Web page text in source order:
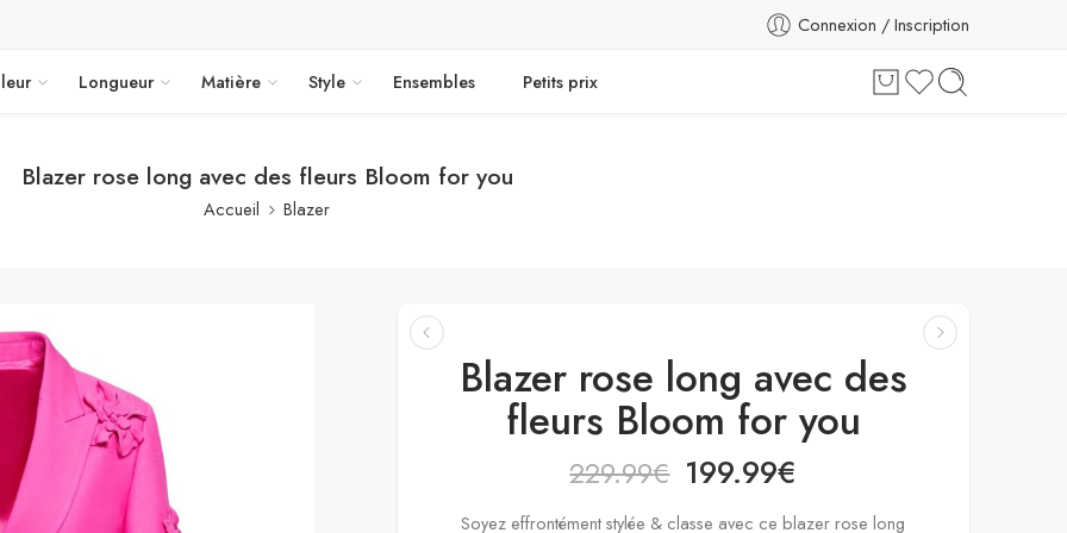
Connexion / Inscription
Longueur Matière Style Ensembles Petits prix
Blazer rose long avec des fleurs Bloom for you
Accueil Blazer
Blazer rose long avec des
fleurs Bloom for you
229.99€ 199.99€
Soyez effrontément stylée & classe avec ce blazer rose long